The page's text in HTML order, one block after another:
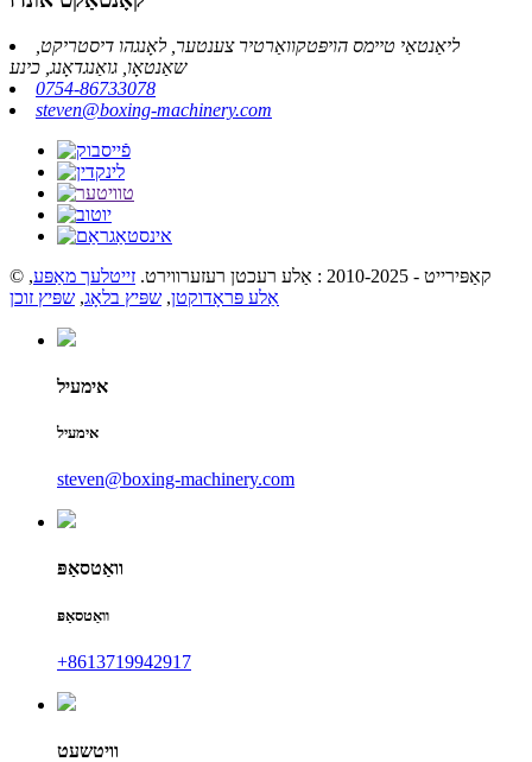
ליאַנטאַי טיימס הויפּטקוואַרטיר צענטער, לאָנגהו דיסטריקט,
שאַנטאָו, גואַנגדאָנג, כינע
0754-86733078
steven@boxing-machinery.com
© קאַפּירייט - 2010-2025 : אַלע רעכטן רעזערווירט. זייטלעך מאַפּע,
אַלע פּראָדוקטן, שפּיץ בלאָג, שפּיץ זוכן
אימעיל
אימעיל
steven@boxing-machinery.com
וואַטסאַפּ
וואַטסאַפּ
+8613719942917
וויטשעט